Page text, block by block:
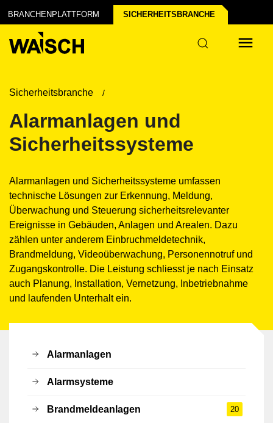
BRANCHENPLATTFORM SICHERHEITS­BRANCHE
Sicherheitsbranche
Alarmanlagen und
Sicherheitssysteme
Alarmanlagen und Sicherheitssysteme umfassen
technische Lösungen zur Erkennung, Meldung,
Überwachung und Steuerung sicherheitsrelevanter
Ereignisse in Gebäuden, Anlagen und Arealen. Dazu
zählen unter anderem Einbruchmeldetechnik,
Brandmeldung, Videoüberwachung, Personennotruf und
Zugangskontrolle. Die Leistung schliesst je nach Einsatz
auch Planung, Installation, Vernetzung, Inbetriebnahme
und laufenden Unterhalt ein.
Alarmanlagen
Alarmsysteme
Brandmeldeanlagen 20